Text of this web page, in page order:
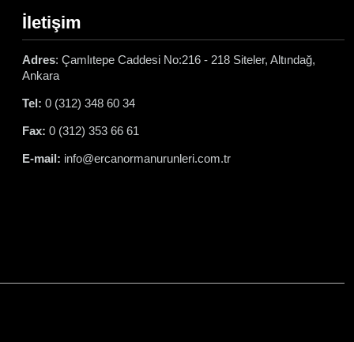
İletişim
Adres: Çamlıtepe Caddesi No:216 - 218 Siteler, Altındağ,
Ankara
Tel: 0 (312) 348 60 34
Fax: 0 (312) 353 66 61
E-mail: info@ercanormanurunleri.com.tr